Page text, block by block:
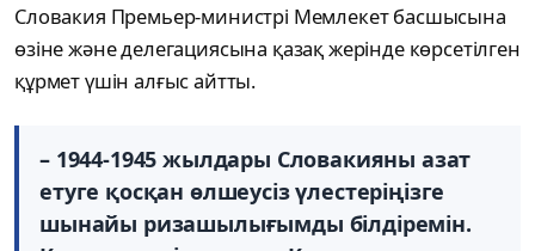
Словакия Премьер-министрі Мемлекет басшысына
өзіне және делегациясына қазақ жерінде көрсетілген
құрмет үшін алғыс айтты.
– 1944-1945 жылдары Словакияны азат
етуге қосқан өлшеусіз үлестеріңізге
шынайы ризашылығымды білдіремін.